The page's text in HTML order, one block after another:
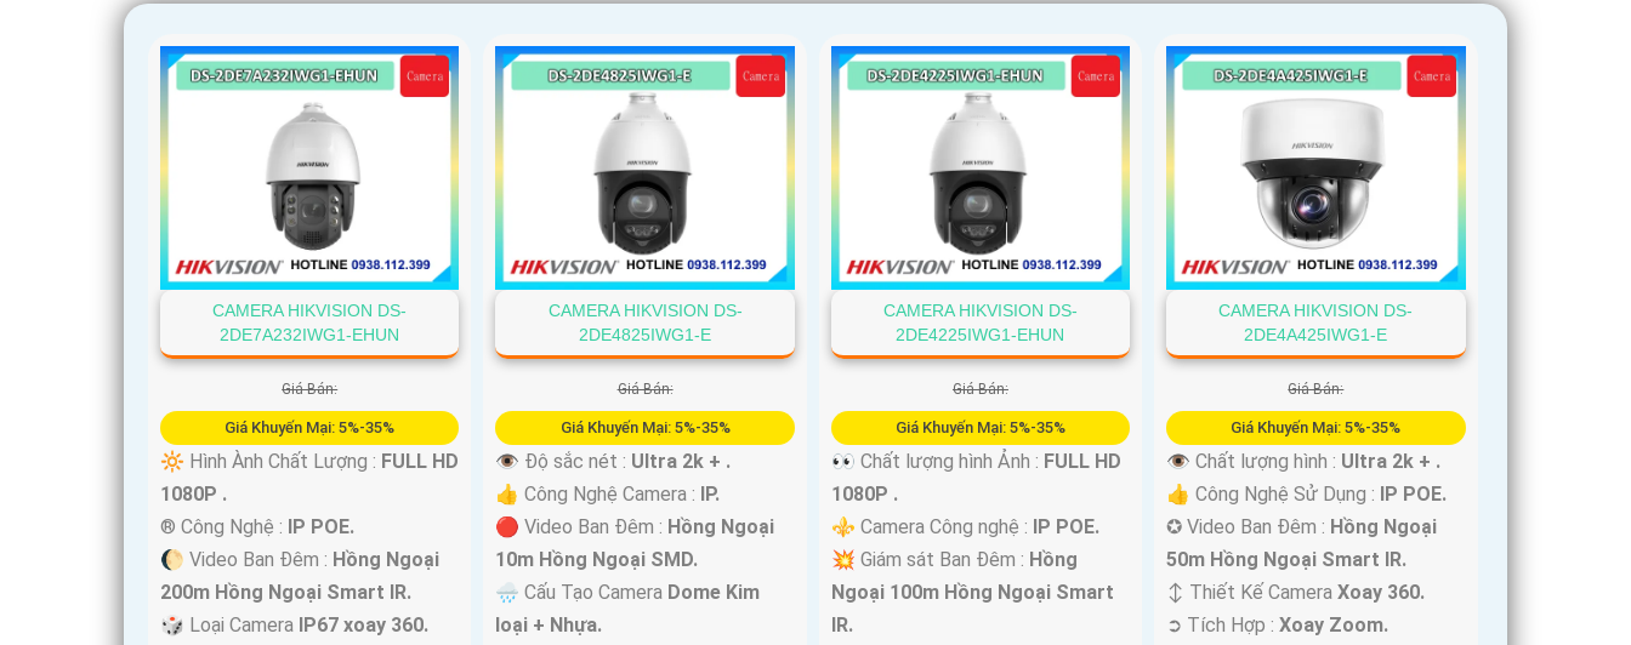
CAMERA HIKVISION DS-
2DE7A232IWG1-EHUN
Giá Bán:
Giá Khuyến Mại: 5%-35%
🔆 Hình Ành Chất Lượng : FULL HD
1080P .
®️ Công Nghệ : IP POE.
🌔 Video Ban Đêm : Hồng Ngoại
200m Hồng Ngoại Smart IR.
🎲 Loại Camera IP67 xoay 360.
CAMERA HIKVISION DS-
2DE4825IWG1-E
Giá Bán:
Giá Khuyến Mại: 5%-35%
👁 Độ sắc nét : Ultra 2k + .
👍 Công Nghệ Camera : IP.
🔴 Video Ban Đêm : Hồng Ngoại
10m Hồng Ngoại SMD.
🌧️ Cấu Tạo Camera Dome Kim
loại + Nhựa.
CAMERA HIKVISION DS-
2DE4225IWG1-EHUN
Giá Bán:
Giá Khuyến Mại: 5%-35%
👀 Chất lượng hình Ảnh : FULL HD
1080P .
⚜️ Camera Công nghệ : IP POE.
💥 Giám sát Ban Đêm : Hồng
Ngoại 100m Hồng Ngoại Smart
IR.
CAMERA HIKVISION DS-
2DE4A425IWG1-E
Giá Bán:
Giá Khuyến Mại: 5%-35%
👁 Chất lượng hình : Ultra 2k + .
👍 Công Nghệ Sử Dụng : IP POE.
✪ Video Ban Đêm : Hồng Ngoại
50m Hồng Ngoại Smart IR.
↕️ Thiết Kế CameraXoay 360.
️➲ Tích Hợp :Xoay Zoom.